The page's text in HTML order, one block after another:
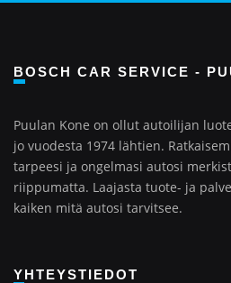
BOSCH CAR SERVICE -
Puulan Kone on ollut autoilijan
jo vuodesta 1974 lähtien.
tarpeesi ja ongelmasi autosi
riippumatta. Laajasta tuote- ja
kaiken mitä autosi tarvitsee.
YHTEYSTIEDOT